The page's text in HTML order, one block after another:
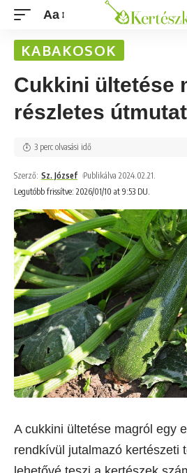
Aa
KABAKOSOK
Cukkini ültetése
részletes
Legutóbb frissítve: 2026/01/10 at 9:53 DU.
Szerző: Sz. József Publikálva 2024.02.21.
3 perc olvasási idő
A cukkini ültetése magról egy
rendkívül jutalmazó kertészeti